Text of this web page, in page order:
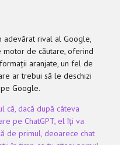
adevărat rival al Google,
de căutare, oferind
aranjate, un fel de
ar trebui să le deschizi
Google.
că, dacă după câteva
pe ChatGPT, el îți va
de primul, deoarece chat